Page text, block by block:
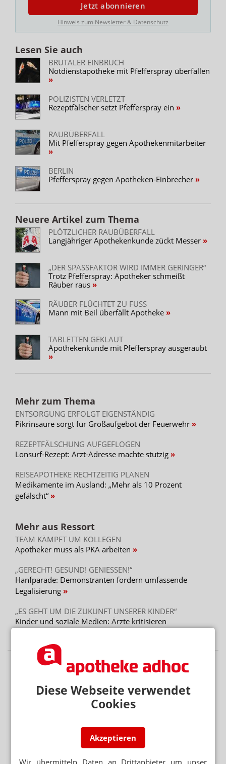
Diese Webseite verwendet
Cookies
Akzeptieren
Wir übermitteln Daten an Drittanbieter um unser
Jetzt abonnieren
Hinweis zum Newsletter & Datenschutz
Lesen Sie auch
BRUTALER EINBRUCH
Notdienstapotheke mit Pfefferspray überfallen
POLIZISTEN VERLETZT
Rezeptfälscher setzt Pfefferspray ein
RAUBÜBERFALL
Mit Pfefferspray gegen Apothekenmitarbeiter
BERLIN
Pfefferspray gegen Apotheken-Einbrecher
Neuere Artikel zum Thema
PLÖTZLICHER RAUBÜBERFALL
Langjähriger Apothekenkunde zückt Messer
„DER SPASSFAKTOR WIRD IMMER GERINGER“
Trotz Pfefferspray: Apotheker schmeißt
Räuber raus
RÄUBER FLÜCHTET ZU FUSS
Mann mit Beil überfällt Apotheke
TABLETTEN GEKLAUT
Apothekenkunde mit Pfefferspray ausgeraubt
Mehr zum Thema
ENTSORGUNG ERFOLGT EIGENSTÄNDIG
Pikrinsäure sorgt für Großaufgebot der Feuerwehr
REZEPTFÄLSCHUNG AUFGEFLOGEN
Lonsurf-Rezept: Arzt-Adresse machte stutzig
REISEAPOTHEKE RECHTZEITIG PLANEN
Medikamente im Ausland: „Mehr als 10 Prozent
gefälscht“
Mehr aus Ressort
TEAM KÄMPFT UM KOLLEGEN
Apotheker muss als PKA arbeiten
„GERECHT! GESUND! GENIESSEN!“
Hanfparade: Demonstranten fordern umfassende
Legalisierung
„ES GEHT UM DIE ZUKUNFT UNSERER KINDER“
Kinder und soziale Medien: Ärzte kritisieren